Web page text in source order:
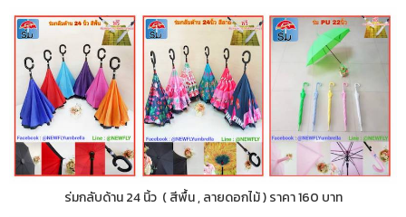
ร่มกลับด้าน 24 นิ้ว ( สีพื้น , ลายดอกไม้ ) ราคา 160 บาท